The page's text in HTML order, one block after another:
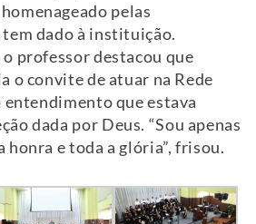
pelas
dado à instituição.
professor destacou que
o convite de atuar na Rede
que estava
dada por Deus. “Sou apenas
honra e toda a glória”, frisou.